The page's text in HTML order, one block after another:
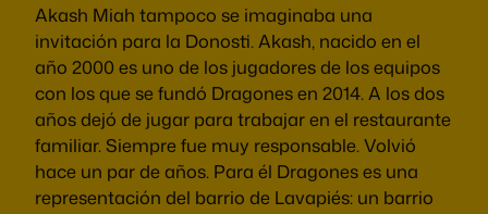
Akash Miah tampoco se imaginaba una
invitación para la Donosti. Akash, nacido en el
año 2000 es uno de los jugadores de los equipos
con los que se fundó Dragones en 2014. A los dos
años dejó de jugar para trabajar en el restaurante
familiar. Siempre fue muy responsable. Volvió
hace un par de años. Para él Dragones es una
representación del barrio de Lavapiés: un barrio